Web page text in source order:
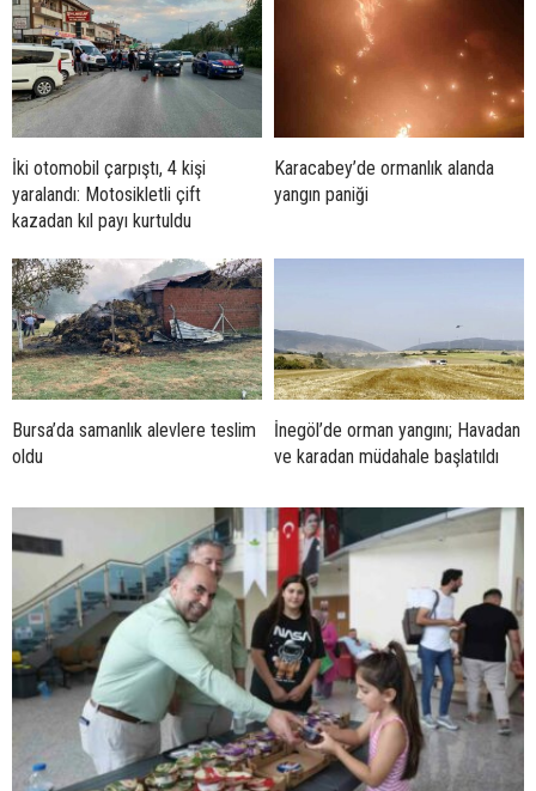
İki otomobil çarpıştı, 4 kişi
yaralandı: Motosikletli çift
kazadan kıl payı kurtuldu
Karacabey’de ormanlık alanda
yangın paniği
Bursa’da samanlık alevlere teslim
oldu
İnegöl’de orman yangını; Havadan
ve karadan müdahale başlatıldı